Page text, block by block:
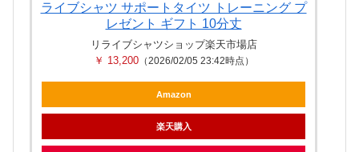
ライブシャツ サポートタイツ トレーニング プ
レゼント ギフト 10分丈
リライブシャツショップ楽天市場店
￥ 13,200（2026/02/05 23:42時点）
Amazon
楽天購入